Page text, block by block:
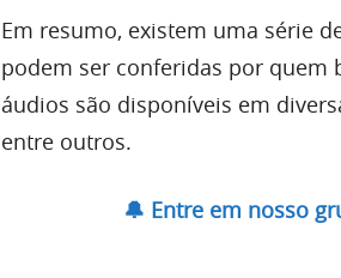
Em resumo, existem uma série
podem ser conferidas por quem
áudios são disponíveis em
entre outros.
🔔 Entre em nosso